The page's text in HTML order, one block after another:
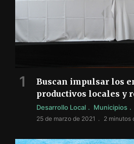
Buscan impulsar los
productivos locales y
Desarrollo Local Municipios
25 de marzo de 2021 2 minutos